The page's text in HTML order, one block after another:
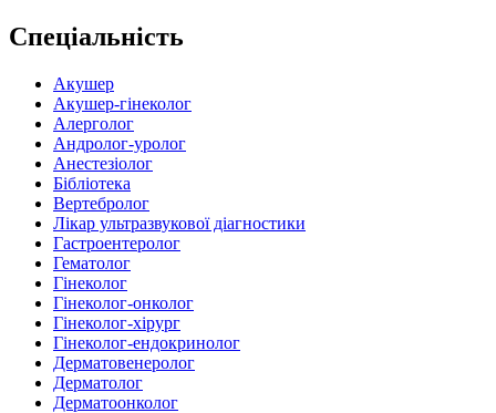
Спеціальність
Акушер
Акушер-гінеколог
Алерголог
Андролог-уролог
Анестезіолог
Бібліотека
Вертебролог
Лікар ультразвукової діагностики
Гастроентеролог
Гематолог
Гінеколог
Гінеколог-онколог
Гінеколог-хірург
Гінеколог-ендокринолог
Дерматовенеролог
Дерматолог
Дерматоонколог